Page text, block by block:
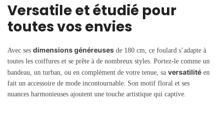
Versatile et étudié pour
toutes vos envies
Avec ses dimensions généreuses de 180 cm, ce foulard s’adapte à
toutes les coiffures et se prête à de nombreux styles. Portez-le comme un
bandeau, un turban, ou en complément de votre tenue, sa versatilité en
fait un accessoire de mode incontournable. Son motif floral et ses
nuances harmonieuses ajoutent une touche artistique qui captive.